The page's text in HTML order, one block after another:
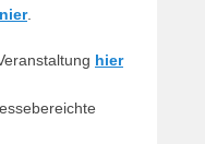
.
hier